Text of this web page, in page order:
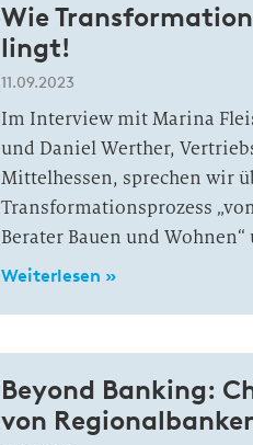
Wie
lingt!
11.09.2023
Im Interview mit Marina
und Daniel Werther,
Mittelhessen, sprechen wir
Transformationsprozess
Berater Bauen und
Weiterlesen »
Beyond Banking:
von